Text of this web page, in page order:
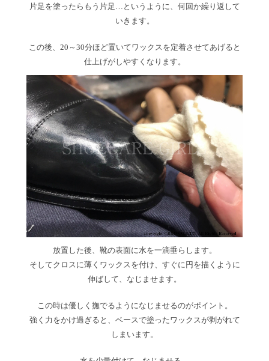
片足を塗ったらもう片足…というように、何回か繰り返して
いきます。
この後、20～30分ほど置いてワックスを定着させてあげると
仕上げがしやすくなります。
放置した後、靴の表面に水を一滴垂らします。
そしてクロスに薄くワックスを付け、すぐに円を描くように
伸ばして、なじませます。
この時は優しく撫でるようになじませるのがポイント。
強く力をかけ過ぎると、ベースで塗ったワックスが剥がれて
しまいます。